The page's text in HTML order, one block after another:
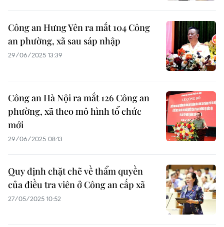
Công an Hưng Yên ra mắt 104 Công
an phường, xã sau sáp nhập
29/06/2025 13:39
Công an Hà Nội ra mắt 126 Công an
phường, xã theo mô hình tổ chức
mới
29/06/2025 08:13
Quy định chặt chẽ về thẩm quyền
của điều tra viên ở Công an cấp xã
27/05/2025 10:52